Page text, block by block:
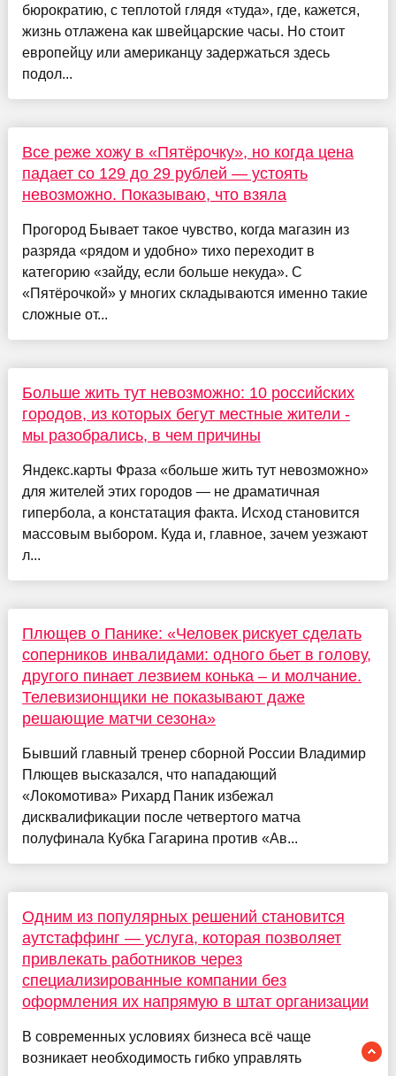
бюрократию, с теплотой глядя «туда», где, кажется,
жизнь отлажена как швейцарские часы. Но стоит
европейцу или американцу задержаться здесь
подол...
Все реже хожу в «Пятёрочку», но когда цена
падает со 129 до 29 рублей — устоять
невозможно. Показываю, что взяла
Прогород Бывает такое чувство, когда магазин из
разряда «рядом и удобно» тихо переходит в
категорию «зайду, если больше некуда». С
«Пятёрочкой» у многих складываются именно такие
сложные от...
Больше жить тут невозможно: 10 российских
городов, из которых бегут местные жители -
мы разобрались, в чем причины
Яндекс.карты Фраза «больше жить тут невозможно»
для жителей этих городов — не драматичная
гипербола, а констатация факта. Исход становится
массовым выбором. Куда и, главное, зачем уезжают
л...
Плющев о Панике: «Человек рискует сделать
соперников инвалидами: одного бьет в голову,
другого пинает лезвием конька – и молчание.
Телевизионщики не показывают даже
решающие матчи сезона»
Бывший главный тренер сборной России Владимир
Плющев высказался, что нападающий
«Локомотива» Рихард Паник избежал
дисквалификации после четвертого матча
полуфинала Кубка Гагарина против «Ав...
Одним из популярных решений становится
аутстаффинг — услуга, которая позволяет
привлекать работников через
специализированные компании без
оформления их напрямую в штат организации
В современных условиях бизнеса всё чаще
возникает необходимость гибко управлять